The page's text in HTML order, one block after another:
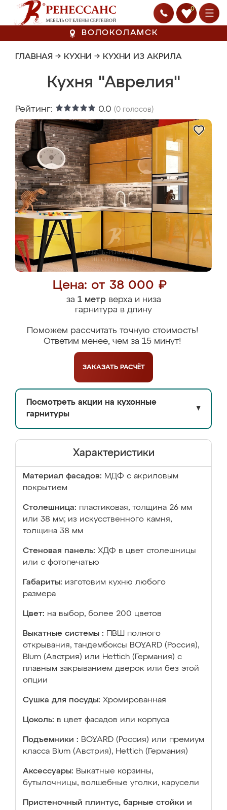
0
ВОЛОКОЛАМСК
ГЛАВНАЯ → КУХНИ → КУХНИ ИЗ АКРИЛА
Кухня "Аврелия"
Рейтинг: 0.0 (0 голосов)
Цена: от 38 000 ₽
за 1 метрверха и низа
гарнитура в длину
Поможем рассчитать точную стоимость!
Ответим менее, чем за 15 минут!
ЗАКАЗАТЬ РАСЧЁТ
Посмотреть акции на кухонные
гарнитуры
▼
Характеристики
Материал фасадов: МДФ с акриловым
покрытием
Столешница: пластиковая, толщина 26 мм
или 38 мм; из искусственного камня,
толщина 38 мм
Стеновая панель: ХДФ в цвет столешницы
или с фотопечатью
Габариты: изготовим кухню любого
размера
Цвет: на выбор, более 200 цветов
Выкатные системы :
ПВШ полного
открывания, тандембоксы BOYARD (Россия),
Blum (Австрия) или Hettich (Германия) с
плавным закрыванием дверок или без этой
опции
Сушка для посуды: Хромированная
Цоколь: в цвет фасадов или корпуса
Подъемники : BOYARD (Россия) или премиум
класса Blum (Австрия), Hettich (Германия)
Аксессуары: Выкатные корзины,
бутылочницы, волшебные уголки, карусели
Пристеночный плинтус, барные стойки и